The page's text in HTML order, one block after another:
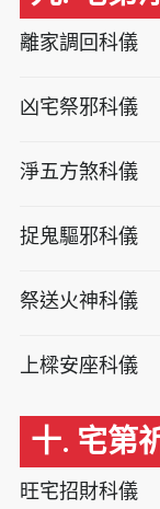
離家調回科儀
凶宅祭邪科儀
淨五方煞科儀
捉鬼驅邪科儀
祭送火神科儀
上樑安座科儀
十. 宅第
旺宅招財科儀